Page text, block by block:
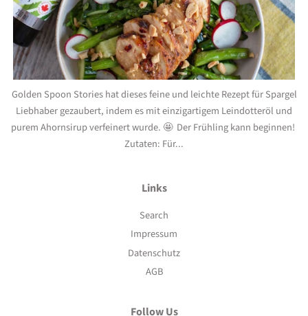
Golden Spoon Stories hat dieses feine und leichte Rezept für Spargel
Liebhaber gezaubert, indem es mit einzigartigem Leindotteröl und
purem Ahornsirup verfeinert wurde. 🤩 Der Frühling kann beginnen!
Zutaten: Für...
Links
Search
Impressum
Datenschutz
AGB
Follow Us